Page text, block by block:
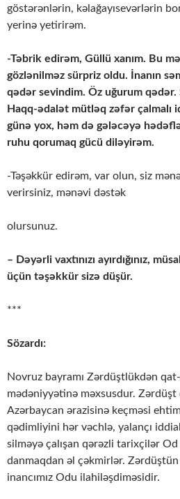
göstərənlərin, kəlağayısevərlərin
yerinə yetirirəm.
-Təbrik edirəm, Güllü xanım. Bu
gözlənilməz sürpriz oldu. İnanın
qədər sevindim. Öz uğurum qədər.
Haqq-ədalət mütləq zəfər çalmalı
günə yox, həm də gələcəyə
ruhu qorumaq gücü diləyirəm.
-Təşəkkür edirəm, var olun, siz
verirsiniz, mənəvi dəstək
olursunuz.
– Dəyərli vaxtınızı ayırdığınız,
üçün təşəkkür sizə düşür.
***
Sözardı:
Novruz bayramı Zərdüştlükdən
mədəniyyətinə məxsusdur.
Azərbaycan ərazisinə keçməsi
qədimliyini hər vəchlə, yalançı
silməyə çalışan qərəzli tarixçilər
danmaqdan əl çəkmirlər.
inancımız Odu ilahiləşdiməsidir.